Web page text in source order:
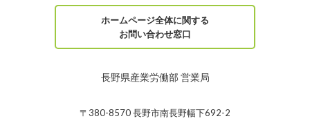
ホームページ全体に関する
お問い合わせ窓口
長野県産業労働部 営業局
〒380-8570 長野市南長野幅下692-2